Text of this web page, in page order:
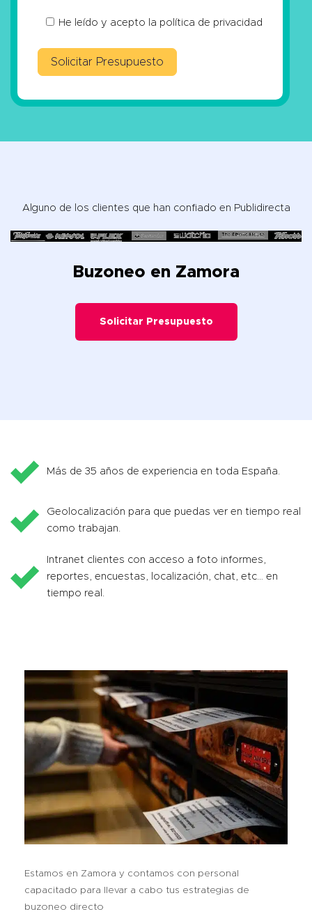
He leído y acepto la política de privacidad
Alguno de los clientes que han confiado en Publidirecta
Buzoneo en Zamora
Solicitar Presupuesto
Más de 35 años de experiencia en toda España.
Geolocalización para que puedas ver en tiempo real
como trabajan.
Intranet clientes con acceso a foto informes,
reportes, encuestas, localización, chat, etc… en
tiempo real.
Estamos en Zamora y contamos con personal
capacitado para llevar a cabo tus estrategias de
buzoneo directo